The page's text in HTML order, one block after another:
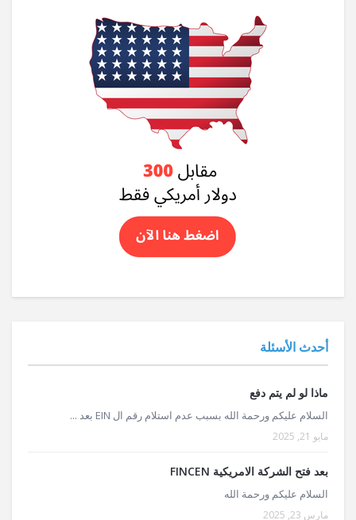
أحدث الأسئلة
ماذا لو لم يتم دفع
السلام عليكم ورحمة الله بسبب عدم استلام رقم ال EIN بعد ...
مايو 21, 2025
بعد فتح الشركة الامريكية FINCEN
السلام عليكم ورحمة الله
مارس 23, 2025